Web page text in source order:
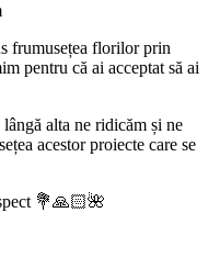
frumusețea florilor prin
pentru că ai acceptat să ai
alta ne ridicăm și ne
acestor proiecte care se
💐🙏🏻🌺